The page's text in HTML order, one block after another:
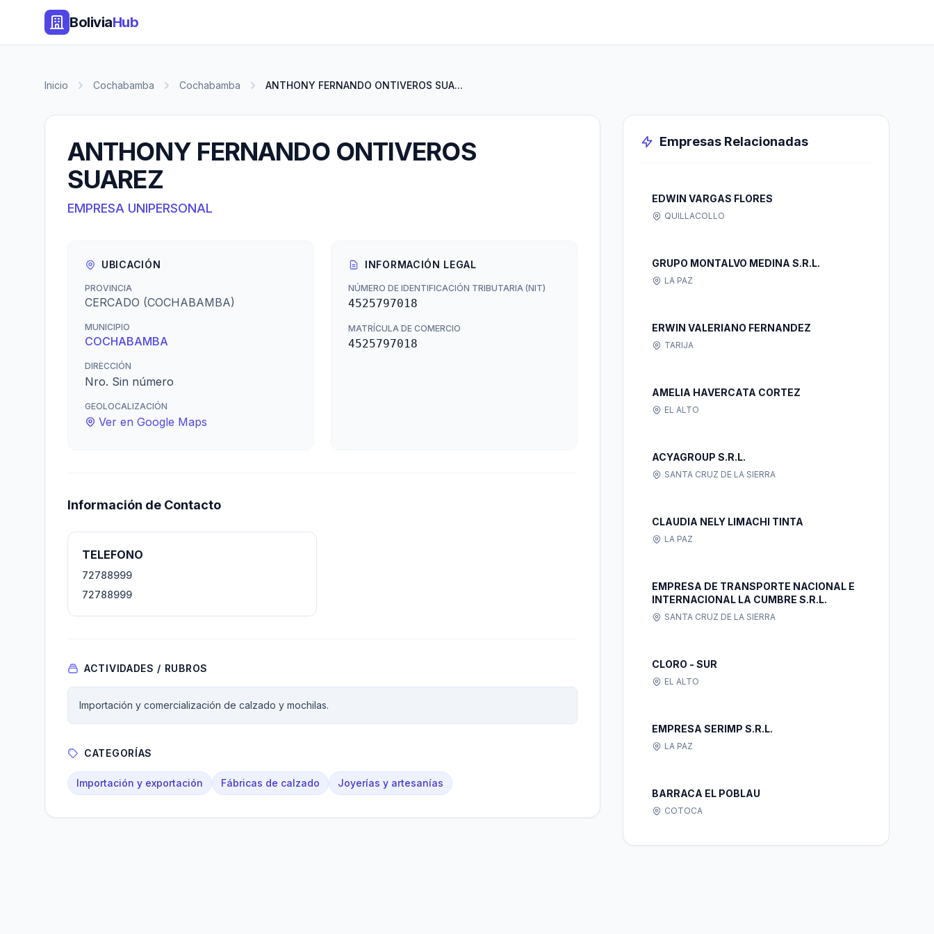
BoliviaHub
Inicio Cochabamba Cochabamba ANTHONY FERNANDO ONTIVEROS SUA...
ANTHONY FERNANDO ONTIVEROS
SUAREZ
EMPRESA UNIPERSONAL
UBICACIÓN
PROVINCIA
CERCADO (COCHABAMBA)
MUNICIPIO
COCHABAMBA
DIRECCIÓN
Nro. Sin número
GEOLOCALIZACIÓN
Ver en Google Maps
INFORMACIÓN LEGAL
NÚMERO DE IDENTIFICACIÓN TRIBUTARIA (NIT)
4525797018
MATRÍCULA DE COMERCIO
4525797018
Información de Contacto
TELEFONO
72788999
72788999
ACTIVIDADES / RUBROS
Importación y comercialización de calzado y mochilas.
CATEGORÍAS
Importación y exportación Fábricas de calzado Joyerías y artesanías
Empresas Relacionadas
EDWIN VARGAS FLORES
QUILLACOLLO
GRUPO MONTALVO MEDINA S.R.L.
LA PAZ
ERWIN VALERIANO FERNANDEZ
TARIJA
AMELIA HAVERCATA CORTEZ
EL ALTO
ACYAGROUP S.R.L.
SANTA CRUZ DE LA SIERRA
CLAUDIA NELY LIMACHI TINTA
LA PAZ
EMPRESA DE TRANSPORTE NACIONAL E
INTERNACIONAL LA CUMBRE S.R.L.
SANTA CRUZ DE LA SIERRA
CLORO - SUR
EL ALTO
EMPRESA SERIMP S.R.L.
LA PAZ
BARRACA EL POBLAU
COTOCA